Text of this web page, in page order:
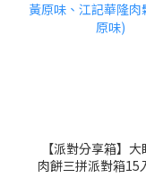
【派對分享箱】
肉餅三拼派對箱15